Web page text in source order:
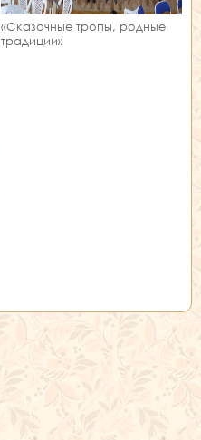
«Сказочные тропы, родные
традиции»